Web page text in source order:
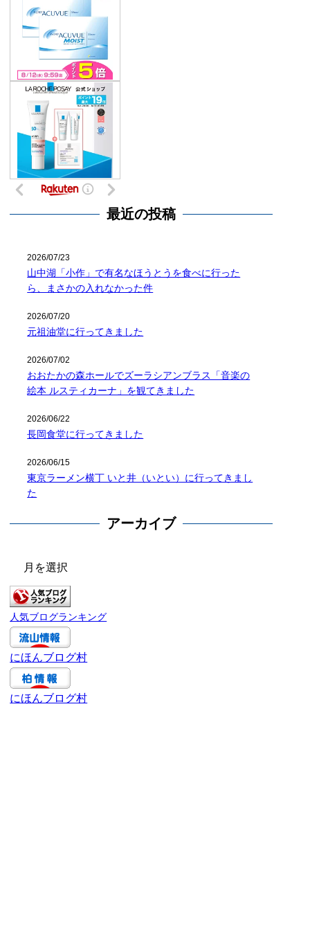
最近の投稿
山中湖「小作」で有名なほうとうを食べに行った
ら、まさかの入れなかった件
2026/07/23
元祖油堂に行ってきました
2026/07/20
おおたかの森ホールでズーラシアンブラス「音楽の
絵本 ルスティカーナ」を観てきました
2026/07/02
長岡食堂に行ってきました
2026/06/22
東京ラーメン横丁 いと井（いとい）に行ってきまし
た
2026/06/15
アーカイブ
カ
イ
ブ
人気ブログランキング
にほんブログ村
にほんブログ村